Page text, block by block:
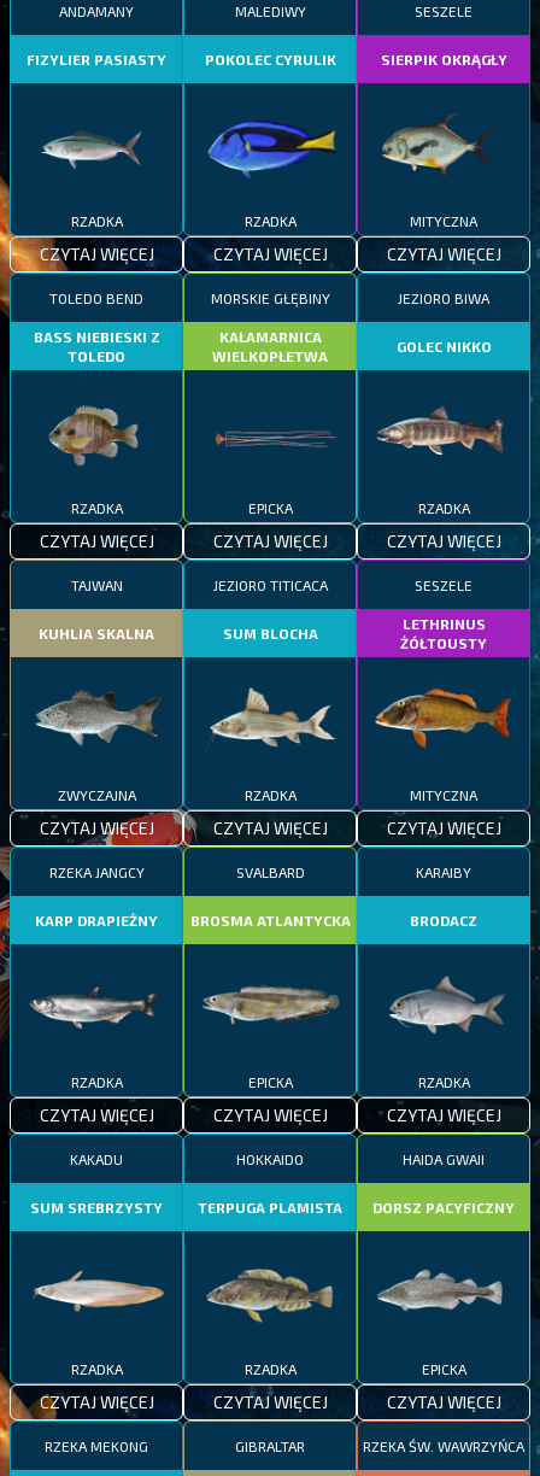
ANDAMANY
FIZYLIER PASIASTY
RZADKA
CZYTAJ WIĘCEJ
MALEDIWY
POKOLEC CYRULIK
RZADKA
CZYTAJ WIĘCEJ
SESZELE
SIERPIK OKRĄGŁY
MITYCZNA
CZYTAJ WIĘCEJ
TOLEDO BEND
BASS NIEBIESKI Z
TOLEDO
RZADKA
CZYTAJ WIĘCEJ
MORSKIE GŁĘBINY
KAŁAMARNICA
WIELKOPŁETWA
EPICKA
CZYTAJ WIĘCEJ
JEZIORO BIWA
GOLEC NIKKO
RZADKA
CZYTAJ WIĘCEJ
TAJWAN
KUHLIA SKALNA
ZWYCZAJNA
CZYTAJ WIĘCEJ
JEZIORO TITICACA
SUM BLOCHA
RZADKA
CZYTAJ WIĘCEJ
SESZELE
LETHRINUS
ŻÓŁTOUSTY
MITYCZNA
CZYTAJ WIĘCEJ
RZEKA JANGCY
KARP DRAPIEŻNY
RZADKA
CZYTAJ WIĘCEJ
SVALBARD
BROSMA ATLANTYCKA
EPICKA
CZYTAJ WIĘCEJ
KARAIBY
BRODACZ
RZADKA
CZYTAJ WIĘCEJ
KAKADU
SUM SREBRZYSTY
RZADKA
CZYTAJ WIĘCEJ
HOKKAIDO
TERPUGA PLAMISTA
RZADKA
CZYTAJ WIĘCEJ
HAIDA GWAII
DORSZ PACYFICZNY
EPICKA
CZYTAJ WIĘCEJ
RZEKA MEKONG GIBRALTAR RZEKA ŚW. WAWRZYŃCA